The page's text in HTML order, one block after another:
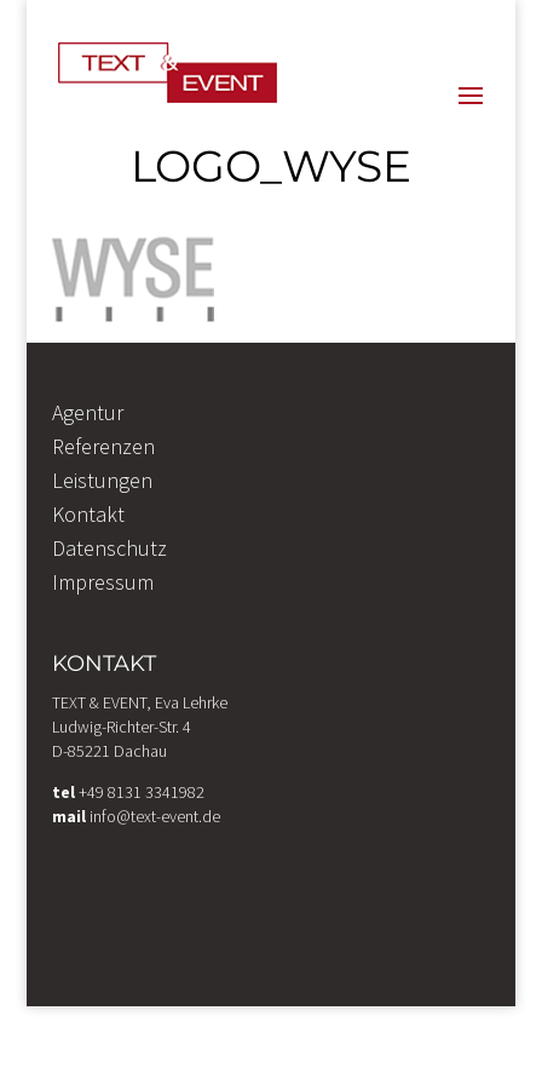
LOGO_WYSE
Agentur
Referenzen
Leistungen
Kontakt
Datenschutz
Impressum
KONTAKT
TEXT & EVENT, Eva Lehrke
Ludwig-Richter-Str. 4
D-85221 Dachau
tel+49 8131 3341982
mailinfo@text-event.de